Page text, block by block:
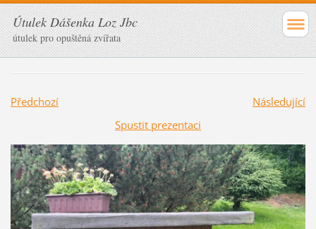
Útulek Dášenka Loz Jbc
útulek pro opuštěná zvířata
Předchozí
Následující
Spustit prezentaci